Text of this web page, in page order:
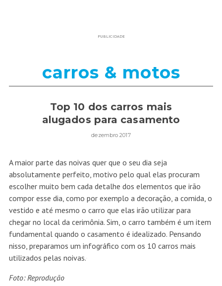
PUBLICIDADE
carros & motos
Top 10 dos carros mais
alugados para casamento
dezembro 2017
A maior parte das noivas quer que o seu dia seja
absolutamente perfeito, motivo pelo qual elas procuram
escolher muito bem cada detalhe dos elementos que irão
compor esse dia, como por exemplo a decoração, a comida, o
vestido e até mesmo o carro que elas irão utilizar para
chegar no local da cerimônia. Sim, o carro também é um item
fundamental quando o casamento é idealizado. Pensando
nisso, preparamos um infográfico com os 10 carros mais
utilizados pelas noivas.
Foto: Reprodução